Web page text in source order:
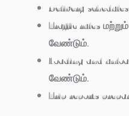
Delivery
Traffic rules
வேண்டும்.
Loading and
வேண்டும்.
Trip reports